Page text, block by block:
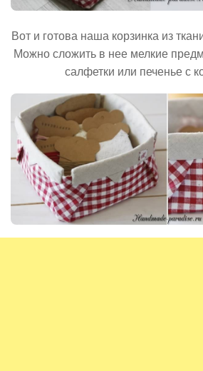
Вот и готова наша корзинка из
Можно сложить в нее мелкие
салфетки или печенье с